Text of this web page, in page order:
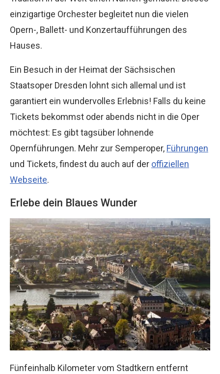
einzigartige Orchester begleitet nun die vielen
Opern-, Ballett- und Konzertaufführungen des
Hauses.
Ein Besuch in der Heimat der Sächsischen
Staatsoper Dresden lohnt sich allemal und ist
garantiert ein wundervolles Erlebnis! Falls du keine
Tickets bekommst oder abends nicht in die Oper
möchtest: Es gibt tagsüber lohnende
Opernführungen. Mehr zur Semperoper, Führungen
und Tickets, findest du auch auf der offiziellen
Webseite.
Erlebe dein Blaues Wunder
Fünfeinhalb Kilometer vom Stadtkern entfernt